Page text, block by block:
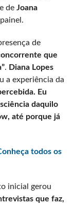
de Joana
de
que
. Diana Lopes
a experiência da
Eu
daquilo
até porque já
todos os
inicial gerou
que faz,